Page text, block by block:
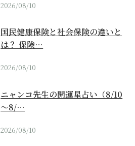
2026/08/10
国民健康保険と社会保険の違いと
は？ 保険…
2026/08/10
ニャンコ先生の開運星占い（8/10
～8/…
2026/08/10